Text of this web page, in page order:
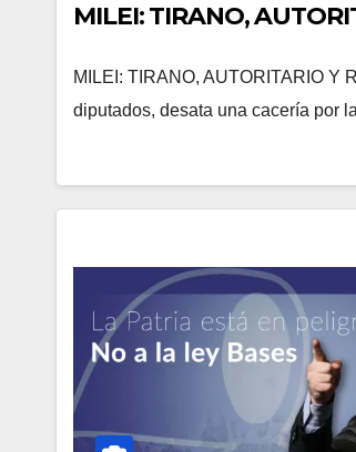
MILEI: TIRANO,
MILEI: TIRANO, AUTORITARIO Y
diputados, desata una cacería por